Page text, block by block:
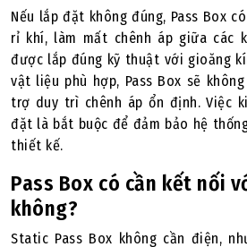
Nếu lắp đặt không đúng, Pass Box
rỉ khí, làm mất chênh áp giữa các
được lắp đúng kỹ thuật với gioăng
vật liệu phù hợp, Pass Box sẽ
trợ duy trì chênh áp ổn định. Việc
đặt là bắt buộc để đảm bảo hệ
thiết kế.
Pass Box có cần kết nối
không?
Static Pass Box không cần điện,